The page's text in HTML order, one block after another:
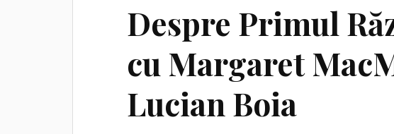
Despre Primul
cu Margaret
Lucian Boia